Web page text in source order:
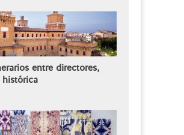
entre directores,